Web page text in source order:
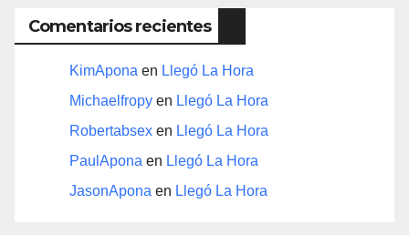
Comentarios recientes
KimApona en Llegó La Hora
Michaelfropy en Llegó La Hora
Robertabsex en Llegó La Hora
PaulApona en Llegó La Hora
JasonApona en Llegó La Hora